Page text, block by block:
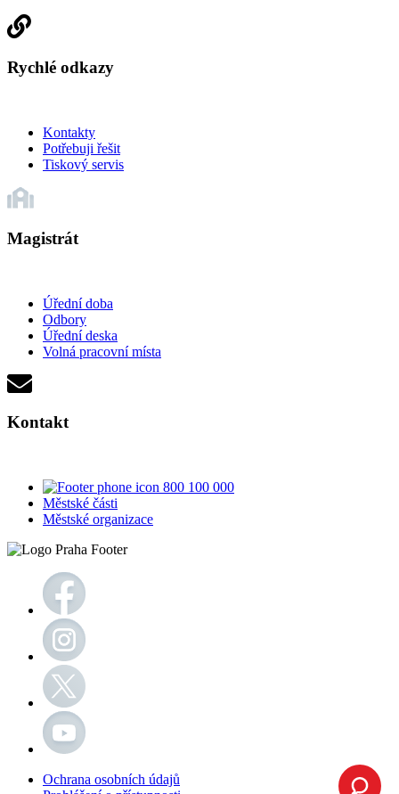
Rychlé odkazy
Kontakty
Potřebuji řešit
Tiskový servis
Magistrát
Úřední doba
Odbory
Úřední deska
Volná pracovní místa
Kontakt
800 100 000
Městské části
Městské organizace
Ochrana osobních údajů